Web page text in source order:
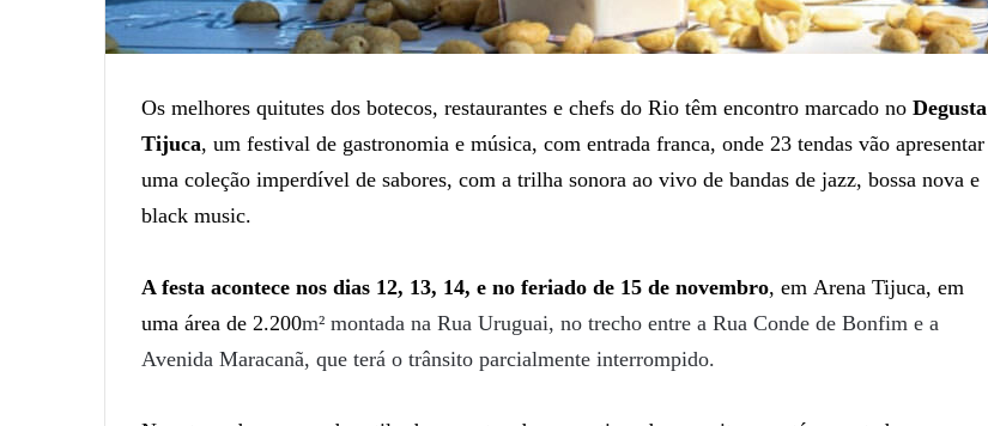
Os melhores quitutes dos botecos, restaurantes e chefs do Rio têm encontro marcado no Degusta
Tijuca, um festival de gastronomia e música, com entrada franca, onde 23 tendas vão apresentar
uma coleção imperdível de sabores, com a trilha sonora ao vivo de bandas de jazz, bossa nova e
black music.
A festa acontece nos dias 12, 13, 14, e no feriado de 15 de novembro, em Arena Tijuca, em
uma área de 2.200m² montada na Rua Uruguai, no trecho entre a Rua Conde de Bonfim e a
Avenida Maracanã, que terá o trânsito parcialmente interrompido.